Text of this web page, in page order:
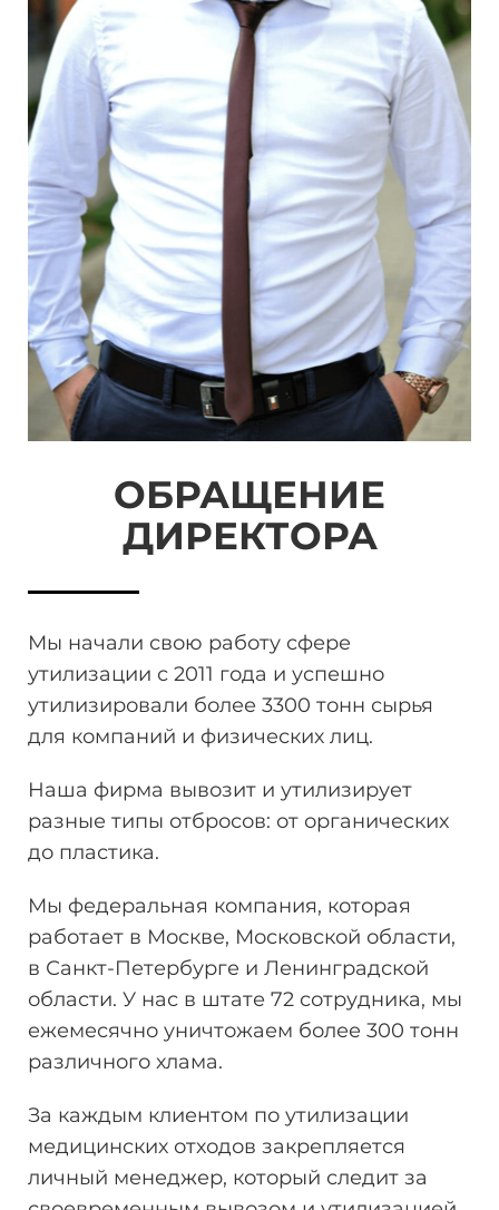
ОБРАЩЕНИЕ
ДИРЕКТОРА
Мы начали свою работу сфере
утилизации с 2011 года и успешно
утилизировали более 3300 тонн сырья
для компаний и физических лиц.
Наша фирма вывозит и утилизирует
разные типы отбросов: от органических
до пластика.
Мы федеральная компания, которая
работает в Москве, Московской области,
в Санкт-Петербурге и Ленинградской
области. У нас в штате 72 сотрудника, мы
ежемесячно уничтожаем более 300 тонн
различного хлама.
За каждым клиентом по утилизации
медицинских отходов закрепляется
личный менеджер, который следит за